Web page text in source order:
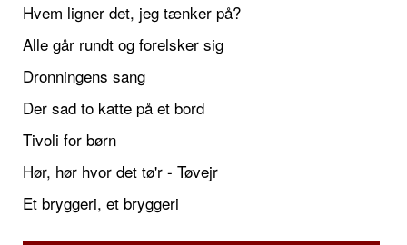
Hvem ligner det, jeg tænker på?
Alle går rundt og forelsker sig
Dronningens sang
Der sad to katte på et bord
Tivoli for børn
Hør, hør hvor det tø'r - Tøvejr
Et bryggeri, et bryggeri